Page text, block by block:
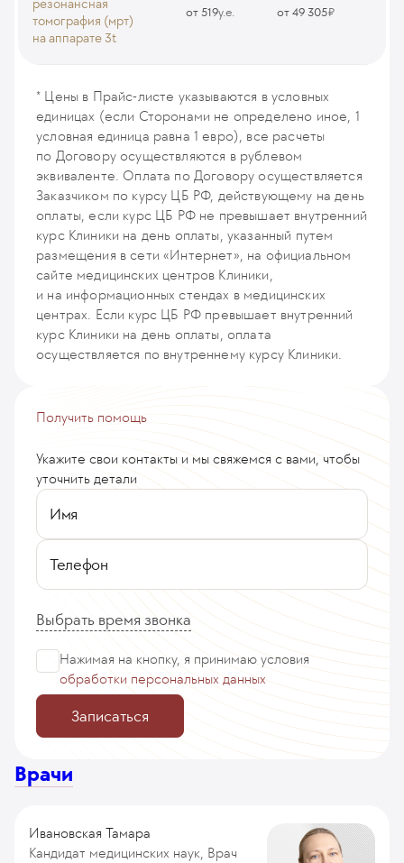
MSCT19
МСКТ-ангиография брюшной аорты и ее ветвей
MSCT20
MSCT21
МСКТ-ангиография легочных артерий
MSCT22
МСКТ-ангиография экстра и интракраниальных артерий
MSCT47
МСКТ-ангиография интракраниальных артерий
резонансная
томография (мрт)
на аппарате 3t
от 519у.е. от 49 305₽
MRI80
MRI126
МР-ангиография сосудов шеи (мощность аппарата 3Т)
MRI127
МР-ангиография брюшной аорты и ее ветвей (мощность
аппарата 3Т)
* Цены в Прайс-листе указываются в условных
единицах (если Сторонами не определено иное, 1
условная единица равна 1 евро), все расчеты
по Договору осуществляются в рублевом
эквиваленте. Оплата по Договору осуществляется
Заказчиком по курсу ЦБ РФ, действующему на день
оплаты, если курс ЦБ РФ не превышает внутренний
курс Клиники на день оплаты, указанный путем
размещения в сети «Интернет», на официальном
сайте медицинских центров Клиники,
и на информационных стендах в медицинских
центрах. Если курс ЦБ РФ превышает внутренний
курс Клиники на день оплаты, оплата
осуществляется по внутреннему курсу Клиники.
Получить помощь
Укажите свои контакты и мы свяжемся с вами, чтобы
уточнить детали
Имя
Телефон
Выбрать время звонка
Нажимая на кнопку, я принимаю условия
обработки персональных данных
Записаться
Врачи
Ивановская Тамара
Кандидат медицинских наук, Врач